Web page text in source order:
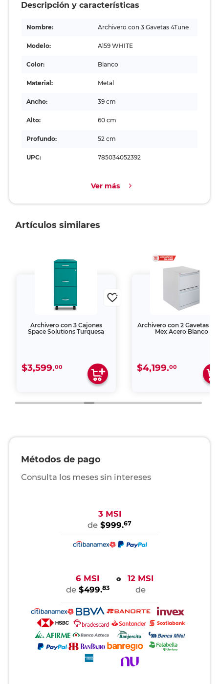
Descripción y características
Nombre: Archivero con 3 Gavetas 4Tune
Modelo: A159 WHITE
Color: Blanco
Material: Metal
Ancho: 39 cm
Alto: 60 cm
Profundo: 52 cm
UPC: 785034052392
Ver más
Artículos similares
Archivero con 3 Cajones
Space Solutions Turquesa
$3,599.00
Archivero con 2 Gavetas
Mex Acero Blanco
$4,199.00
Métodos de pago
Consulta los meses sin intereses
3 MSI
de $999.67
6 MSI
de $499.83
o
12 MSI
de